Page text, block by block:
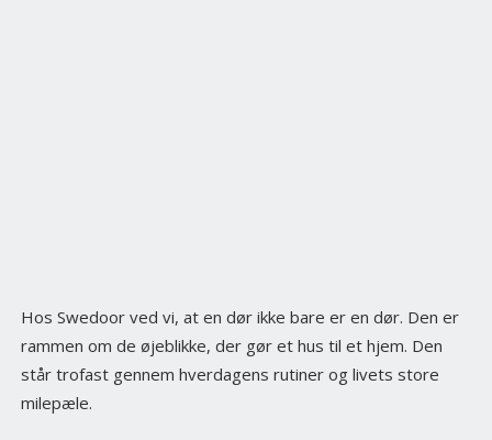
Hos Swedoor ved vi, at en dør ikke bare er en dør. Den er
rammen om de øjeblikke, der gør et hus til et hjem. Den
står trofast gennem hverdagens rutiner og livets store
milepæle.